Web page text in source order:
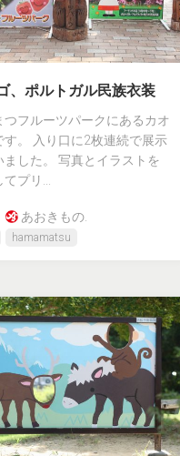
、ポルトガル民族衣装
つフルーツパークにあるカオ
す。 入り口に2枚連続で展示
ました。 写真とイラストを
プリ...
あおきもの.
hamamatsu